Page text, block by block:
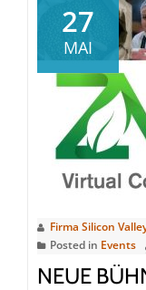
27
MAI
Firma Silicon
Posted in Events
NEUE